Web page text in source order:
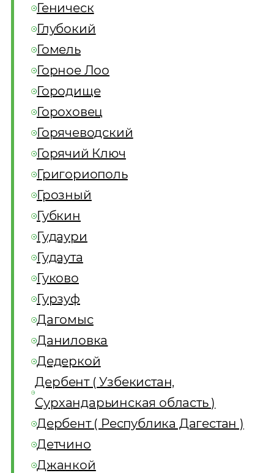
Геническ
Глубокий
Гомель
Горное Лоо
Городище
Гороховец
Горячеводский
Горячий Ключ
Григориополь
Грозный
Губкин
Гудаури
Гудаута
Гуково
Гурзуф
Дагомыс
Даниловка
Дедеркой
Дербент ( Узбекистан,
Сурхандарьинская область )
Дербент ( Республика Дагестан )
Детчино
Джанкой